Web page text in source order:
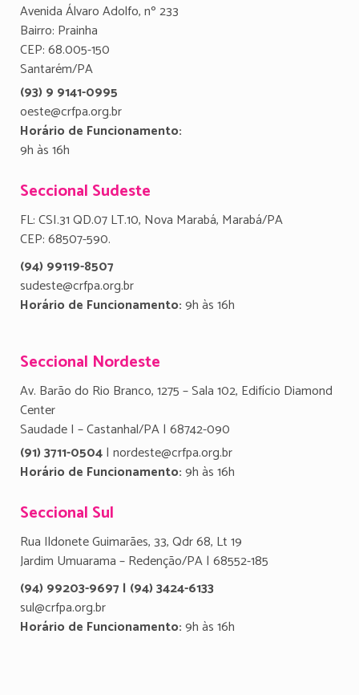
Avenida Álvaro Adolfo, nº 233
Bairro: Prainha
CEP: 68.005-150
Santarém/PA
(93) 9 9141-0995
oeste@crfpa.org.br
Horário de Funcionamento:
9h às 16h
Seccional Sudeste
FL: CSI.31 QD.07 LT.10, Nova Marabá, Marabá/PA
CEP: 68507-590.
(94) 99119-8507
sudeste@crfpa.org.br
Horário de Funcionamento:9h às 16h
Seccional Nordeste
Av. Barão do Rio Branco, 1275 – Sala 102, Edifício Diamond
Center
Saudade I – Castanhal/PA | 68742-090
(91) 3711-0504| nordeste@crfpa.org.br
Horário de Funcionamento:9h às 16h
Seccional Sul
Rua Ildonete Guimarães, 33, Qdr 68, Lt 19
Jardim Umuarama – Redenção/PA | 68552-185
(94) 99203-9697 | (94) 3424-6133
sul@crfpa.org.br
Horário de Funcionamento:9h às 16h